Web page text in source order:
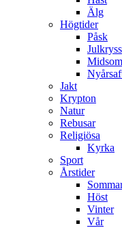
Älg
Högtider
Påsk
Julkryss
Jakt
Krypton
Natur
Rebusar
Religiösa
Kyrka
Sport
Årstider
Höst
Vinter
Vår